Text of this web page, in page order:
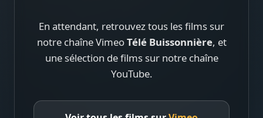
En attendant, retrouvez tous les films sur
notre chaîne VimeoTélé Buissonnière, et
une sélection de films sur notre chaîne
YouTube.